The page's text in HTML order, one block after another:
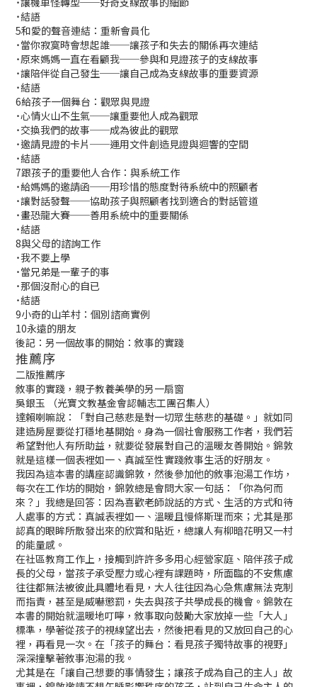
˙結語
5和愛的聲音連結：重新會員化
˙當你寂寞時會想起誰──讓孩子和失去的關係再次連結
˙原來媽媽一直在看顧我──參與和見證孩子的支線故事
˙讓陪伴從自己發生──讓自己成為支線故事的重要資源
˙結語
6給孩子一個舞台：觀眾與見證
˙心情火山不生氣──讓重要他人成為觀眾
˙交換我們的故事──成為彼此的觀眾
˙邀請見證的卡片──運用文件創造見證與迴響的空間
˙結語
7跟孩子的重要他人合作：與系統工作
˙給媽媽的邀請函──用珍惜的態度對待系統中的照顧者
˙讓對話發聲──協助孩子與照顧者找到適合的對話管道
˙畫恐龍大賽──善用系統中的重要關係
˙結語
8與父母的諮詢工作
˙我不要上學
˙當兄弟是一輩子的事
˙那個沒耐心的自已
˙結語
9小奇的山羊村：個別諮商實例
10永遠的朋友
後記：另一個故事的開始：敘事的實踐
推薦序
二版推薦序
敘事的實踐，親子教養美學的另一扇窗
吳銀玉 （光寶文教基金會認輔志工團召集人）
達賴喇嘛說：「對自己慈悲是對一切眾生慈悲的基礎。」就如同
建造房屋要從打穩地基開始。身為一個社會服務工作者，我們若
希望對他人有所助益，就要從發展對自己的溫暖友善開始。錦敦
就是這樣一個表裡如一、真誠至性實踐敘事生活的好朋友。
我因為這本書的講座認識錦敦，然後參加他的敘事泡湯工作坊，
每次在工作坊的開始，錦敦總是會問大家一句話：「你為何而
來？」我總是回答：因為喜歡老師說話的方式、生活的方式和待
人處事的方式：真誠表裡如一、溫暖且慢條斯理而來；尤其是那
認真的眼眸所散發出來的欣賞和貼近，總讓人有柳暗花明又一村
的能量感。
在社區教育工作上，接觸到許許多多用心經營家庭、陪伴孩子成
長的父母，當孩子承受壓力或心裡有課題時，所面臨的不安焦慮
往往都無法被彼此具體地看見，大人往往因為心急焦慮無法克制
而指責，甚至是威嚇懲罰，失去與孩子共學成長的機會。錦敦在
本書的開始就溫暖地叮嚀，敘事取向鼓勵大家放掉一些「大人」
標準，學著從孩子的視線望出去，然後把看見的又放回自己的心
裡，再看見一次。在「孩子的舞台：看見孩子獨特故事的視野」
深深撞擊著敘事泡湯的我。
尤其是在「讓自己想要的事情發生；讓孩子成為自己的主人」故